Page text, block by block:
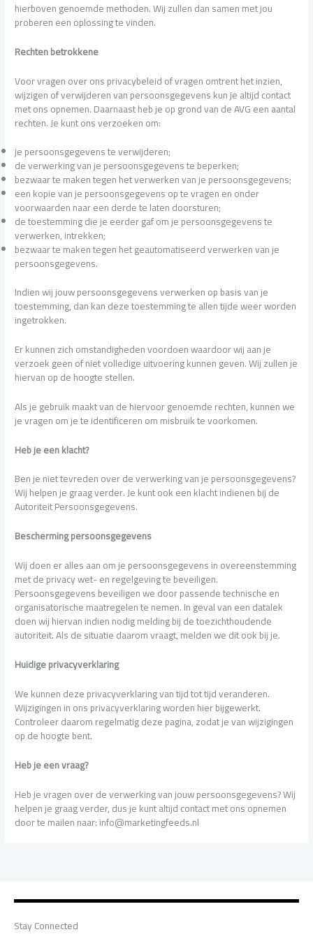
hierboven genoemde methoden. Wij zullen dan samen met jou
proberen een oplossing te vinden.
Rechten betrokkene
Voor vragen over ons privacybeleid of vragen omtrent het inzien,
wijzigen of verwijderen van persoonsgegevens kun je altijd contact
met ons opnemen. Daarnaast heb je op grond van de AVG een aantal
rechten. Je kunt ons verzoeken om:
je persoonsgegevens te verwijderen;
de verwerking van je persoonsgegevens te beperken;
bezwaar te maken tegen het verwerken van je persoonsgegevens;
een kopie van je persoonsgegevens op te vragen en onder
voorwaarden naar een derde te laten doorsturen;
de toestemming die je eerder gaf om je persoonsgegevens te
verwerken, intrekken;
bezwaar te maken tegen het geautomatiseerd verwerken van je
persoonsgegevens.
Indien wij jouw persoonsgegevens verwerken op basis van je
toestemming, dan kan deze toestemming te allen tijde weer worden
ingetrokken.
Er kunnen zich omstandigheden voordoen waardoor wij aan je
verzoek geen of niet volledige uitvoering kunnen geven. Wij zullen je
hiervan op de hoogte stellen.
Als je gebruik maakt van de hiervoor genoemde rechten, kunnen we
je vragen om je te identificeren om misbruik te voorkomen.
Heb je een klacht?
Ben je niet tevreden over de verwerking van je persoonsgegevens?
Wij helpen je graag verder. Je kunt ook een klacht indienen bij de
Autoriteit Persoonsgegevens.
Bescherming persoonsgegevens
Wij doen er alles aan om je persoonsgegevens in overeenstemming
met de privacy wet- en regelgeving te beveiligen.
Persoonsgegevens beveiligen we door passende technische en
organisatorische maatregelen te nemen. In geval van een datalek
doen wij hiervan indien nodig melding bij de toezichthoudende
autoriteit. Als de situatie daarom vraagt, melden we dit ook bij je.
Huidige privacyverklaring
We kunnen deze privacyverklaring van tijd tot tijd veranderen.
Wijzigingen in ons privacyverklaring worden hier bijgewerkt.
Controleer daarom regelmatig deze pagina, zodat je van wijzigingen
op de hoogte bent.
Heb je een vraag?
Heb je vragen over de verwerking van jouw persoonsgegevens? Wij
helpen je graag verder, dus je kunt altijd contact met ons opnemen
door te mailen naar: info@marketingfeeds.nl
Stay Connected